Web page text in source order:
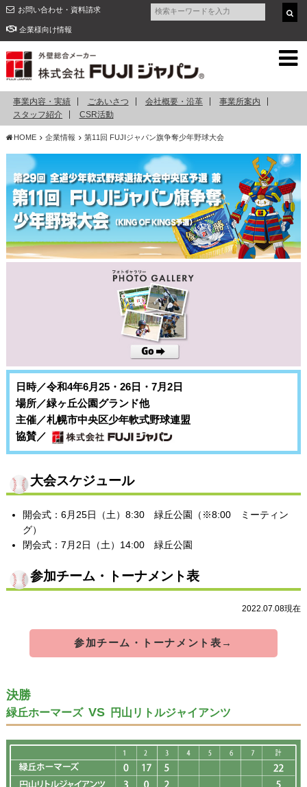
お問い合わせ・資料請求
企業様向け情報
事業内容・実績 ごあいさつ 会社概要・沿革
事業所案内
スタッフ紹介
CSR活動
HOME 企業情報 第11回 FUJIジャパン旗争奪少年野球大会
日時／令和4年6月25・26日・7月2日
場所／緑ヶ丘公園グランド他
主催／札幌市中央区少年軟式野球連盟
協賛／
大会スケジュール
開会式：6月25日（土）8:30 緑丘公園（※8:00 ミーティン
グ）
閉会式：7月2日（土）14:00 緑丘公園
参加チーム・トーナメント表
2022.07.08現在
参加チーム・トーナメント表 →
決勝
緑丘ホーマーズ VS 円山リトルジャイアンツ